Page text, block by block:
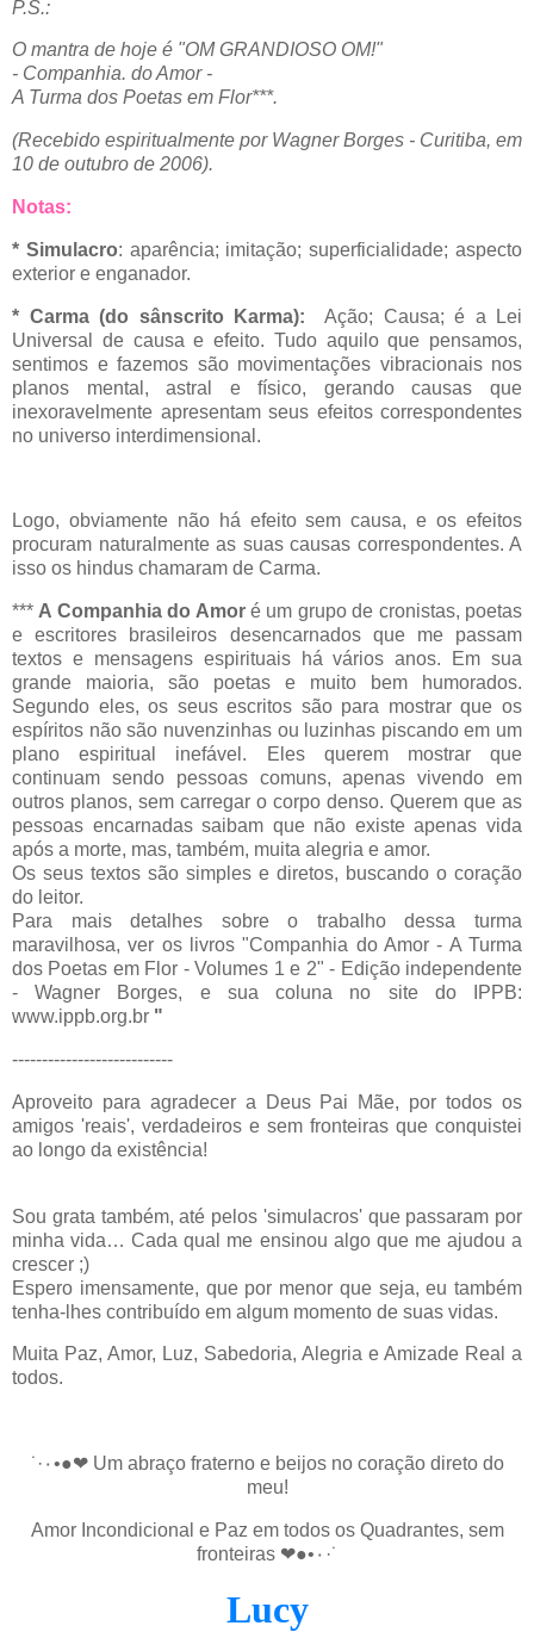
P.S.:
O mantra de hoje é "OM GRANDIOSO OM!"
- Companhia. do Amor -
A Turma dos Poetas em Flor***.
(Recebido espiritualmente por Wagner Borges - Curitiba, em
10 de outubro de 2006).
Notas:
* Simulacro: aparência; imitação; superficialidade; aspecto
exterior e enganador.
* Carma (do sânscrito Karma): Ação; Causa; é a Lei
Universal de causa e efeito. Tudo aquilo que pensamos,
sentimos e fazemos são movimentações vibracionais nos
planos mental, astral e físico, gerando causas que
inexoravelmente apresentam seus efeitos correspondentes
no universo interdimensional.
Logo, obviamente não há efeito sem causa, e os efeitos
procuram naturalmente as suas causas correspondentes. A
isso os hindus chamaram de Carma.
*** A Companhia do Amoré um grupo de cronistas, poetas
e escritores brasileiros desencarnados que me passam
textos e mensagens espirituais há vários anos. Em sua
grande maioria, são poetas e muito bem humorados.
Segundo eles, os seus escritos são para mostrar que os
espíritos não são nuvenzinhas ou luzinhas piscando em um
plano espiritual inefável. Eles querem mostrar que
continuam sendo pessoas comuns, apenas vivendo em
outros planos, sem carregar o corpo denso. Querem que as
pessoas encarnadas saibam que não existe apenas vida
após a morte, mas, também, muita alegria e amor.
Os seus textos são simples e diretos, buscando o coração
do leitor.
Para mais detalhes sobre o trabalho dessa turma
maravilhosa, ver os livros "Companhia do Amor - A Turma
dos Poetas em Flor - Volumes 1 e 2" - Edição independente
- Wagner Borges, e sua coluna no site do IPPB:
www.ippb.org.br "
---------------------------
Aproveito para agradecer a Deus Pai Mãe, por todos os
amigos 'reais', verdadeiros e sem fronteiras que conquistei
ao longo da existência!
Sou grata também, até pelos 'simulacros' que passaram por
minha vida… Cada qual me ensinou algo que me ajudou a
crescer ;)
Espero imensamente, que por menor que seja, eu também
tenha-lhes contribuído em algum momento de suas vidas.
Muita Paz, Amor, Luz, Sabedoria, Alegria e Amizade Real a
todos.
˙·٠•●❤ Um abraço fraterno e beijos no coração direto do
meu!
Amor Incondicional e Paz em todos os Quadrantes, sem
fronteiras ❤●•٠·˙
Lucy